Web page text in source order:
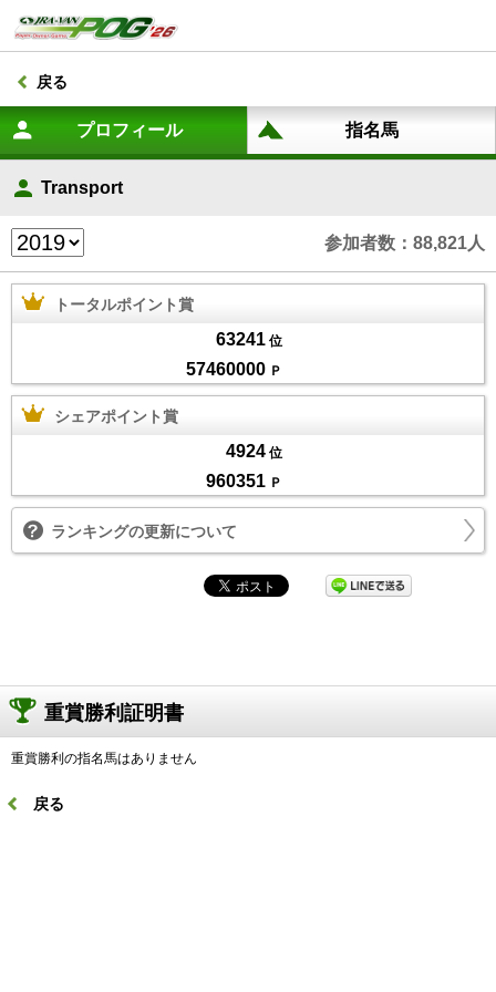
戻る
Transport
参加者数：88,821人
トータルポイント賞
63241 位
57460000 Ｐ
シェアポイント賞
4924 位
960351 Ｐ
ランキングの更新について
重賞勝利証明書
重賞勝利の指名馬はありません
戻る